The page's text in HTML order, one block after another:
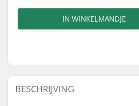
IN WINKELMANDJE
BESCHRIJVING